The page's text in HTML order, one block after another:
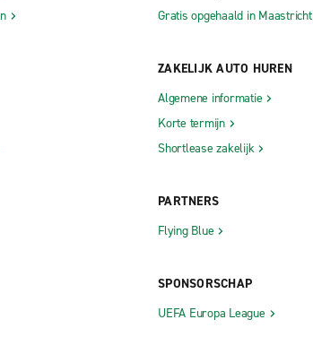
Gratis opgehaald in Maastricht
ZAKELIJK AUTO HUREN
Algemene informatie
Korte termijn
Shortlease zakelijk
PARTNERS
Flying Blue
SPONSORSCHAP
UEFA Europa League